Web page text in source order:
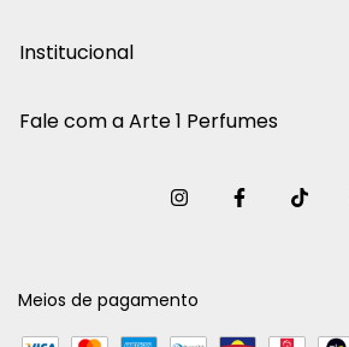
Institucional
Fale com a Arte 1 Perfumes
Meios de pagamento